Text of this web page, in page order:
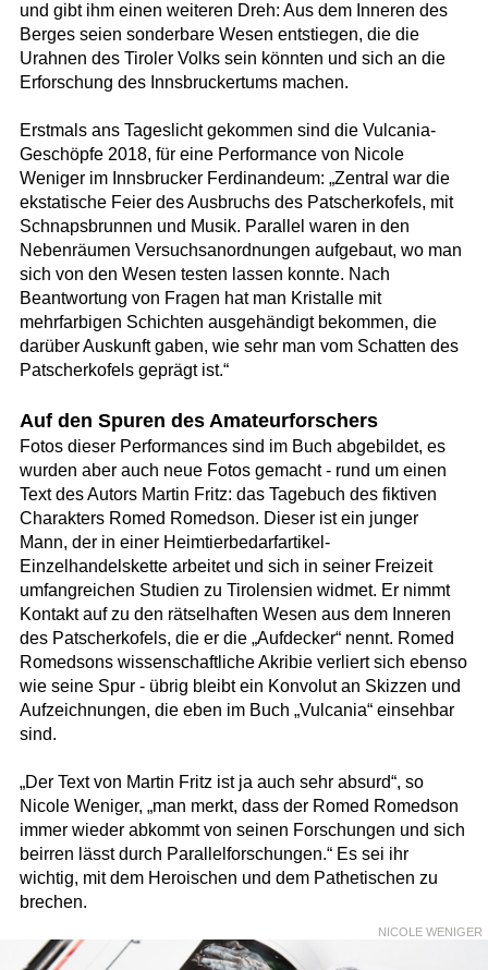
und gibt ihm einen weiteren Dreh: Aus dem Inneren des
Berges seien sonderbare Wesen entstiegen, die die
Urahnen des Tiroler Volks sein könnten und sich an die
Erforschung des Innsbruckertums machen.
Erstmals ans Tageslicht gekommen sind die Vulcania-
Geschöpfe 2018, für eine Performance von Nicole
Weniger im Innsbrucker Ferdinandeum: „Zentral war die
ekstatische Feier des Ausbruchs des Patscherkofels, mit
Schnapsbrunnen und Musik. Parallel waren in den
Nebenräumen Versuchsanordnungen aufgebaut, wo man
sich von den Wesen testen lassen konnte. Nach
Beantwortung von Fragen hat man Kristalle mit
mehrfarbigen Schichten ausgehändigt bekommen, die
darüber Auskunft gaben, wie sehr man vom Schatten des
Patscherkofels geprägt ist.“
Auf den Spuren des Amateurforschers
Fotos dieser Performances sind im Buch abgebildet, es
wurden aber auch neue Fotos gemacht - rund um einen
Text des Autors Martin Fritz: das Tagebuch des fiktiven
Charakters Romed Romedson. Dieser ist ein junger
Mann, der in einer Heimtierbedarfartikel-
Einzelhandelskette arbeitet und sich in seiner Freizeit
umfangreichen Studien zu Tirolensien widmet. Er nimmt
Kontakt auf zu den rätselhaften Wesen aus dem Inneren
des Patscherkofels, die er die „Aufdecker“ nennt. Romed
Romedsons wissenschaftliche Akribie verliert sich ebenso
wie seine Spur - übrig bleibt ein Konvolut an Skizzen und
Aufzeichnungen, die eben im Buch „Vulcania“ einsehbar
sind.
„Der Text von Martin Fritz ist ja auch sehr absurd“, so
Nicole Weniger, „man merkt, dass der Romed Romedson
immer wieder abkommt von seinen Forschungen und sich
beirren lässt durch Parallelforschungen.“ Es sei ihr
wichtig, mit dem Heroischen und dem Pathetischen zu
brechen.
NICOLE WENIGER